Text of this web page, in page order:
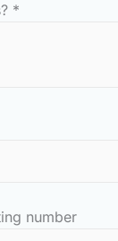
*
number